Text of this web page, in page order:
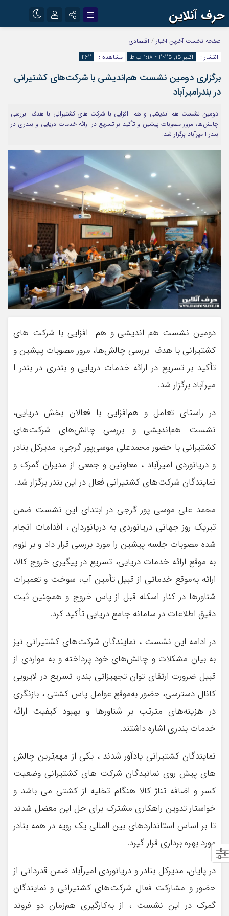
حرف آنلاین
اینستاگرام
آپارات
رمز عبور
مرا به خاطر بسپار
صفحه نخست آخرین اخبار / اقتصادی
انتشار :
اکتبر 15, 2025 - 1:18 ب.ظ مشاهده : 262
برگزاری دومین نشست هم‌اندیشی با شرکت‌های کشتیرانی
در بندرامیرآباد
دومین نشست هم اندیشی و هم افزایی با شرکت های کشتیرانی با هدف بررسی
چالش‌ها، مرور مصوبات پیشین و تأکید بر تسریع در ارائه خدمات دریایی و بندری در
بندر ا میرآباد برگزار شد.
دومین نشست هم اندیشی و هم افزایی با شرکت های
کشتیرانی با هدف بررسی چالش‌ها، مرور مصوبات پیشین و
تأکید بر تسریع در ارائه خدمات دریایی و بندری در بندر ا
میرآباد برگزار شد.
در راستای تعامل و هم‌افزایی با فعالان بخش دریایی،
نشست هم‌اندیشی و بررسی چالش‌های شرکت‌های
کشتیرانی با حضور محمدعلی موسی‌پور گرجی، مدیرکل بنادر
و دریانوردی امیرآباد ، معاونین و جمعی از مدیران گمرک و
نمایندگان شرکت‌های کشتیرانی فعال در این بندر برگزار شد.
محمد علی موسی پور گرجی در ابتدای این نشست ضمن
تبریک روز جهانی دریانوردی به دریانوردان ، اقدامات انجام
شده مصوبات جلسه پیشین را مورد بررسی قرار داد و بر لزوم
به‌ موقع ارائه خدمات دریایی، تسریع در پیگیری خروج کالا،
ارائه به‌موقع خدماتی از قبیل تأمین آب، سوخت و تعمیرات
شناورها در کنار اسکله قبل از پاس خروج و همچنین ثبت
دقیق اطلاعات در سامانه جامع دریایی تأکید کرد.
در ادامه این نشست ، نمایندگان شرکت‌های کشتیرانی نیز
به بیان مشکلات و چالش‌های خود پرداخته و به مواردی از
قبیل ضرورت ارتقای توان تجهیزاتی بندر، تسریع در لایروبی
کانال دسترسی، حضور به‌موقع عوامل پاس کشتی ، بازنگری
در هزینه‌های مترتب بر شناورها و بهبود کیفیت ارائه
خدمات بندری اشاره داشتند.
نمایندگان کشتیرانی یادآور شدند ، یکی از مهم‌ترین چالش
های پیش روی نمانیدگان شرکت های کشتیرانی وضعیت
کسر و اضافه تناژ کالا هنگام تخلیه از کشتی می باشد و
خواستار تدوین راهکاری مشترک برای حل این معضل شدند
تا بر اساس استانداردهای بین المللی یک رویه در همه بنادر
مورد بهره برداری قرار گیرد.
در پایان، مدیرکل بنادر و دریانوردی امیرآباد ضمن قدردانی از
حضور و مشارکت فعال شرکت‌های کشتیرانی و نمایندگان
گمرک در این نشست ، از به‌کارگیری هم‌زمان دو فروند